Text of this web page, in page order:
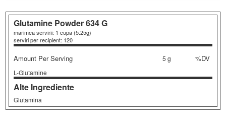
Glutamine Powder634 G
marimea servirii: 1 cupa (5.25g)
serviri per recipient: 120
Amount Per Serving %DV
L-Glutamine
5 g
Alte Ingrediente
Glutamina